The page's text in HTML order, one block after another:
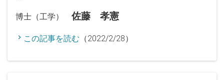
博士（工学） 佐藤 孝憲
この記事を読む （2022/2/28）